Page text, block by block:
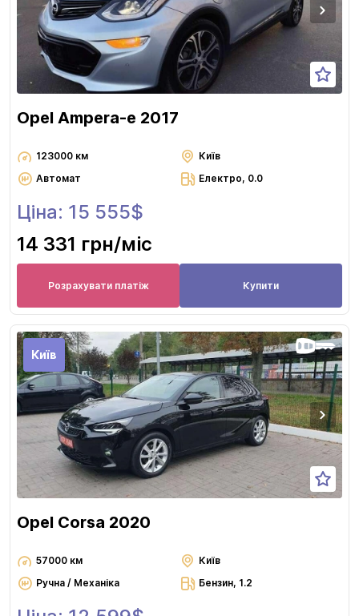
Opel Ampera-e 2017
123000 км
Київ
Автомат
Електро, 0.0
Ціна: 15 555$
14 331 грн/міс
Розрахувати платіж Купити
Київ
Opel Corsa 2020
57000 км
Київ
Ручна / Механіка
Бензин, 1.2